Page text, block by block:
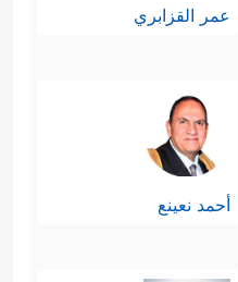
عمر القزابري
أحمد نعينع